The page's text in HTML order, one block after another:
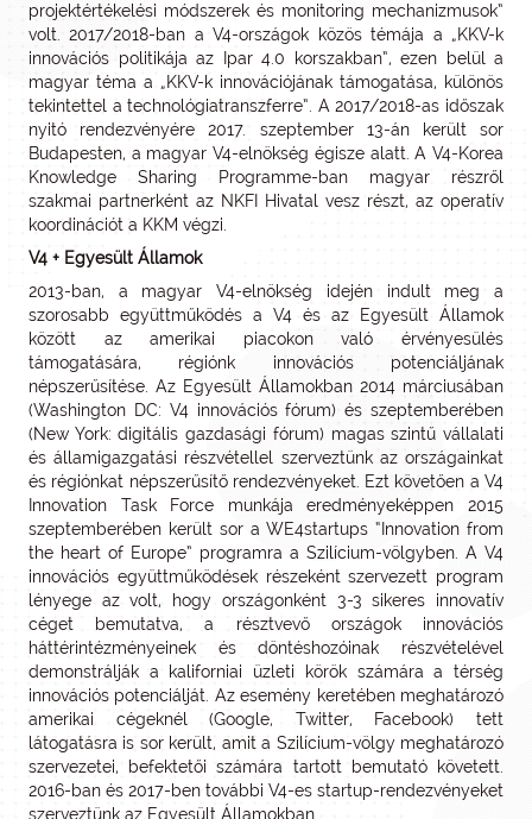
projektértékelési módszerek és monitoring mechanizmusok”
volt. 2017/2018-ban a V4-országok közös témája a „KKV-k
innovációs politikája az Ipar 4.0 korszakban”, ezen belül a
magyar téma a „KKV-k innovációjának támogatása, különös
tekintettel a technológiatranszferre”. A 2017/2018-as időszak
nyitó rendezvényére 2017. szeptember 13-án került sor
Budapesten, a magyar V4-elnökség égisze alatt. A V4-Korea
Knowledge Sharing Programme-ban magyar részről
szakmai partnerként az NKFI Hivatal vesz részt, az operatív
koordinációt a KKM végzi.
V4 + Egyesült Államok
2013-ban, a magyar V4-elnökség idején indult meg a
szorosabb együttműködés a V4 és az Egyesült Államok
között az amerikai piacokon való érvényesülés
támogatására, régiónk innovációs potenciáljának
népszerűsítése. Az Egyesült Államokban 2014 márciusában
(Washington DC: V4 innovációs fórum) és szeptemberében
(New York: digitális gazdasági fórum) magas szintű vállalati
és államigazgatási részvétellel szerveztünk az országainkat
és régiónkat népszerűsítő rendezvényeket. Ezt követően a V4
Innovation Task Force munkája eredményeképpen 2015
szeptemberében került sor a WE4startups “Innovation from
the heart of Europe” programra a Szilícium-völgyben. A V4
innovációs együttműködések részeként szervezett program
lényege az volt, hogy országonként 3-3 sikeres innovatív
céget bemutatva, a résztvevő országok innovációs
háttérintézményeinek és döntéshozóinak részvételével
demonstrálják a kaliforniai üzleti körök számára a térség
innovációs potenciálját. Az esemény keretében meghatározó
amerikai cégeknél (Google, Twitter, Facebook) tett
látogatásra is sor került, amit a Szilícium-völgy meghatározó
szervezetei, befektetői számára tartott bemutató követett.
2016-ban és 2017-ben további V4-es startup-rendezvényeket
szerveztünk az Egyesült Államokban.